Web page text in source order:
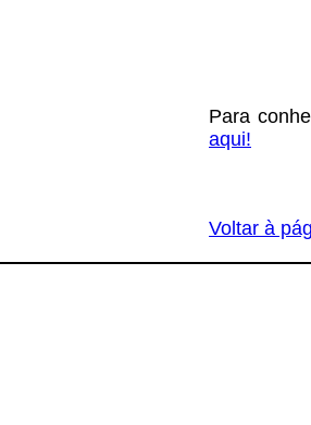
Para
aqui!
Voltar à